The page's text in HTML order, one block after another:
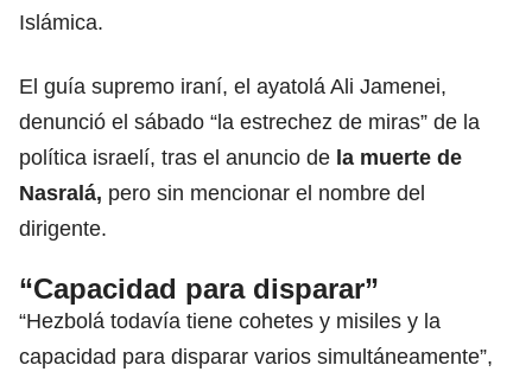
Islámica.
El guía supremo iraní, el ayatolá Ali Jamenei,
denunció el sábado “la estrechez de miras” de la
política israelí, tras el anuncio de la muerte de
Nasralá, pero sin mencionar el nombre del
dirigente.
“Capacidad para disparar”
“Hezbolá todavía tiene cohetes y misiles y la
capacidad para disparar varios simultáneamente”,